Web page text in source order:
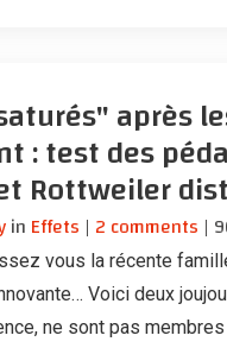
après
: test des
Rottweiler
in Effets | 2 comments |
vous la récente
Voici deux
ne sont pas